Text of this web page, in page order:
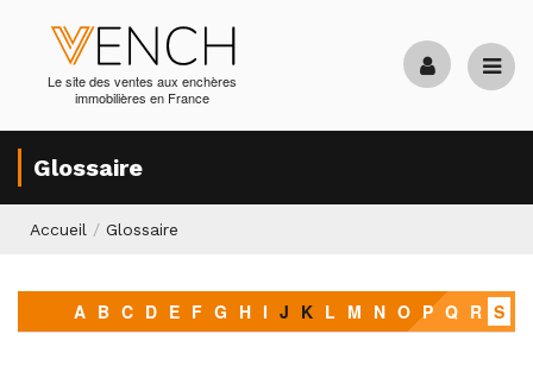
Le site des ventes aux enchères
immobilières en France
Glossaire
Accueil / Glossaire
A B C D E F G H I J K L M N O P Q R S